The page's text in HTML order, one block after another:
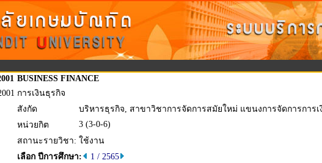
BUSINESS FINANCE
การเงินธุรกิจ
สังกัด
บริหารธุรกิจ, สาขาวิชาการจัดการสมัยใหม่ แขนงการจัดการการ
หน่วยกิต
3 (3-0-6)
สถานะรายวิชา: ใช้งาน
เลือก ปีการศึกษา:
1 / 2565